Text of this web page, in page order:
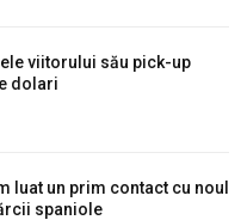
viitorului său pick-up
dolari
luat un prim contact cu noul
spaniole